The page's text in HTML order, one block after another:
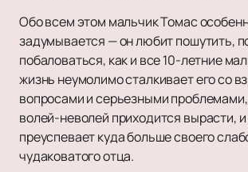
Обо всем этом мальчик Томас
задумывается — он любит пошутить,
побаловаться, как и все 10-летние
жизнь неумолимо сталкивает его со
вопросами и серьезными
волей-неволей приходится вырасти,
преуспевает куда больше своего
чудаковатого отца.